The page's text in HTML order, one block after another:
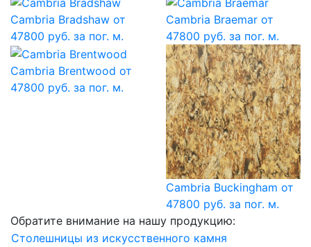
Cambria Bradshaw от
47800 руб. за пог. м.
Cambria Braemar от
47800 руб. за пог. м.
Cambria Brentwood от
47800 руб. за пог. м.
Cambria Buckingham от
47800 руб. за пог. м.
Обратите внимание на нашу продукцию:
Столешницы из искусственного камня